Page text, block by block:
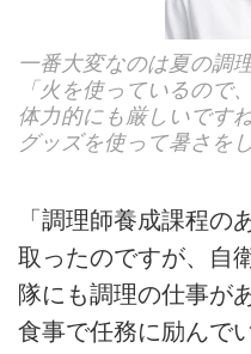
一番大変なのは夏の調
「火を使っているので
体力的にも厳しいです
グッズを使って暑さを
「調理師養成課程の
取ったのですが、自
隊にも調理の仕事が
食事で任務に励んで